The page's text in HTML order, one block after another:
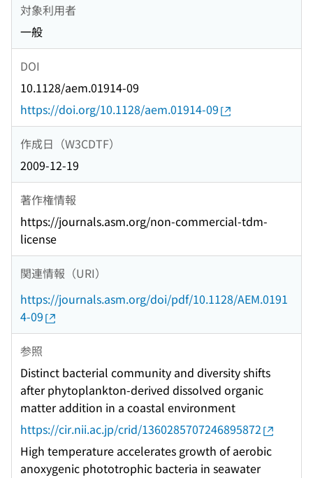
対象利用者
一般
DOI
10.1128/aem.01914-09
https://doi.org/10.1128/aem.01914-09
作成日（W3CDTF）
2009-12-19
著作権情報
https://journals.asm.org/non-commercial-tdm-
license
関連情報（URI）
https://journals.asm.org/doi/pdf/10.1128/AEM.0191
4-09
参照
Distinct bacterial community and diversity shifts
after phytoplankton-derived dissolved organic
matter addition in a coastal environment
https://cir.nii.ac.jp/crid/1360285707246895872
High temperature accelerates growth of aerobic
anoxygenic phototrophic bacteria in seawater